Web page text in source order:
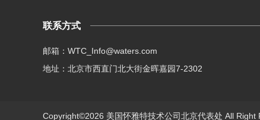
联系方式
邮箱：WTC_Info@waters.com
地址：北京市西直门北大街金晖嘉园7-2302
Copyright©2026 美国怀雅特技术公司北京代表处 All